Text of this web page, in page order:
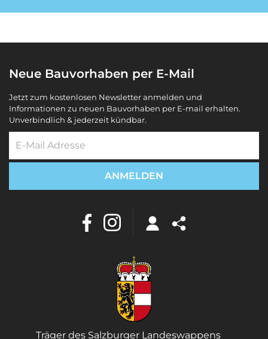
Neue Bauvorhaben per E-Mail
Jetzt zum kostenlosen Newsletter anmelden und
Informationen zu neuen Bauvorhaben per E-mail erhalten.
Unverbindlich & jederzeit kündbar.
Träger des Salzburger Landeswappens